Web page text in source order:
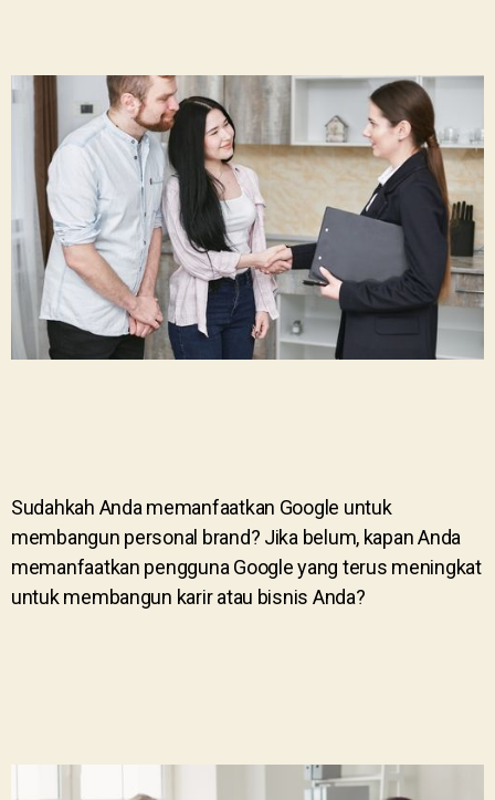
Sudahkah Anda memanfaatkan Google untuk
membangun personal brand? Jika belum, kapan Anda
memanfaatkan pengguna Google yang terus meningkat
untuk membangun karir atau bisnis Anda?